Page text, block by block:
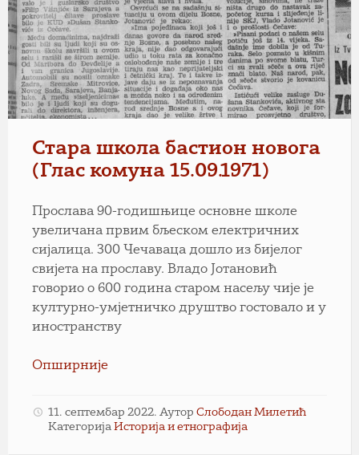
Стара школа бастион новога
(Глас комуна 15.09.1971)
Прослава 90-годишњице основне школе
увеличана првим бљеском електричних
сијалица. 300 Чечаваца дошло из бијелог
свијета на прославу. Владо Јотановић
говорио о 600 година старом насељу чије је
културно-умјетничко друштво гостовало и у
иностранству
Опширније
11. септембар 2022. Аутор Слободан Милетић
Категорија Историја и етнографија